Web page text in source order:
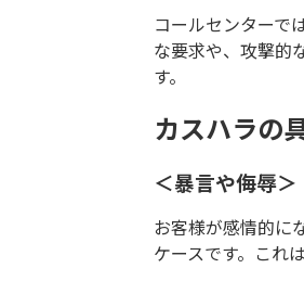
コールセンターで
な要求や、攻撃的
す。
カスハラの
＜暴言や侮辱＞
お客様が感情的に
ケースです。これ